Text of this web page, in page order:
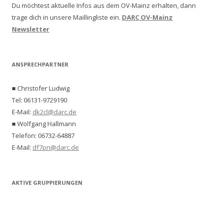
Du möchtest aktuelle Infos aus dem OV-Mainz erhalten, dann
trage dich in unsere Maillingliste ein. DARC OV-Mainz
Newsletter
ANSPRECHPARTNER
■ Christofer Ludwig
Tel: 06131-9729190
E-Mail: dk2cl@darc.de
■ Wolfgang Hallmann
Telefon: 06732-64887
E-Mail: df7pn@darc.de
AKTIVE GRUPPIERUNGEN